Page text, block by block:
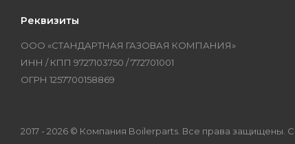
и термоманометры
Бренды
Реквизиты
ООО «СТАНДАРТНАЯ ГАЗОВАЯ КОМПАНИЯ»
ИНН / КПП 9727103750 / 772701001
ОГРН 1257700158869
2017 - 2026 © Компания Boilerparts. Все права защищены.